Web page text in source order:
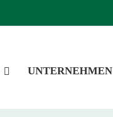
UNTERNEHMEN